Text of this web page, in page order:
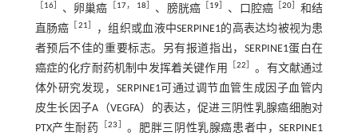
16］ 、卵巢癌 17， 18 、膀胱癌［ 19 、口腔癌［20 ］和结
直肠癌
21
，组织或血液中SERPINE1的高表达均被视为患
者预后不佳的重要标志。另有报道指出，SERPINE1蛋白在
癌症的化疗耐药机制中发挥着关键作用
［22
。有文献通过
体外研究发现，SERPINE1可通过调节血管生成因子血管内
皮生长因子A（VEGFA）的表达，促进三阴性乳腺癌细胞对
PTX产生耐药
［23
。肥胖三阴性乳腺癌患者中，SERPINE1